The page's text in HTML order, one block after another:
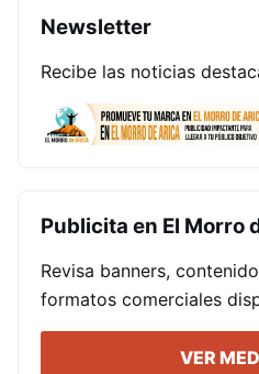
Newsletter
Recibe las noticias
Publicita en El Morro
Revisa banners,
formatos comerciales
VER